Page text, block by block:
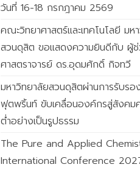
วันที่ 16-18 กรกฎาคม 2569
คณะวิทยาศาสตร์และเทคโนโลยี มห
สวนดุสิต ขอแสดงความยินดีกับ ผู้
ศาสตราจารย์ ดร.อุดมศักดิ์ กิจทวี
มหาวิทยาลัยสวนดุสิตผ่านการรับรอ
ฟุตพริ้นท์ ขับเคลื่อนองค์กรสู่สังคม
ต่ำอย่างเป็นรูปธรรม
The Pure and Applied
International Conference